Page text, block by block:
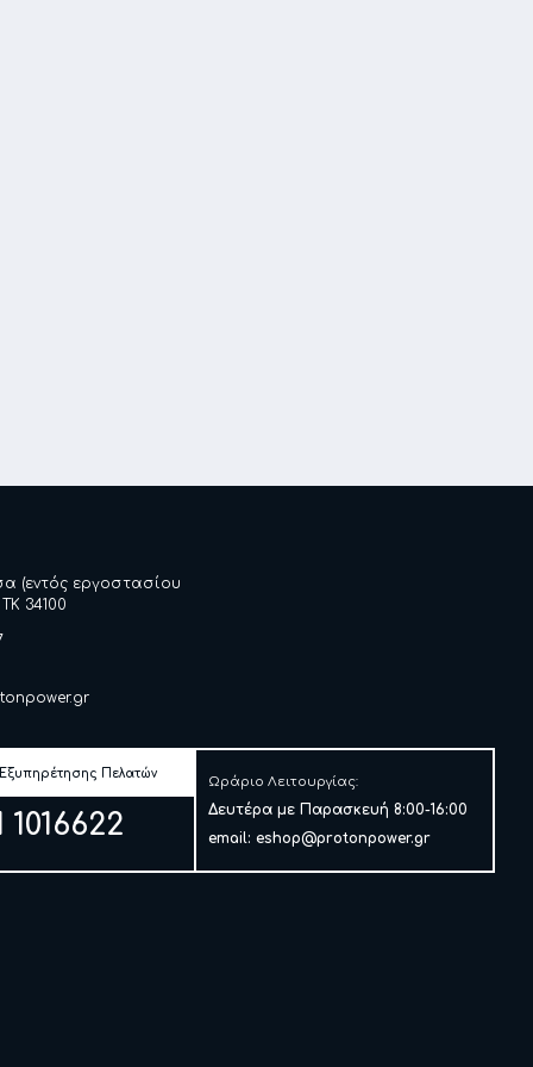
(εντός εργοστασίου
34100
Πελατών
1016622
Ωράριο Λειτουργίας:
Δευτέρα με Παρασκευή 8:00-16:00
email: eshop@protonpower.gr